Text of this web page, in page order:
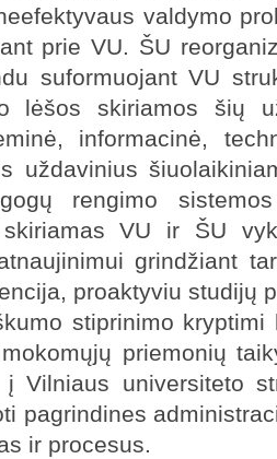
valdymo
prie VU. ŠU
suformuojant VU
lėšos skiriamos šių
informacinė,
uždavinius
rengimo
VU ir ŠU
grindžiant
proaktyviu studijų
stiprinimo
priemonių
į Vilniaus universiteto
pagrindines
ir procesus.